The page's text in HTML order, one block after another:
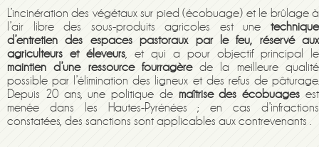
L’incinération des végétaux sur pied (écobuage) et le brûlage à
l’air libre des sous-produits agricoles est une technique
d’entretien des espaces pastoraux par le feu, réservé aux
agriculteurs et éleveurs, et qui a pour objectif principal le
maintien d’une ressource fourragèrede la meilleure qualité
possible par l’élimination des ligneux et des refus de pâturage.
Depuis 20 ans, une politique de maîtrise des écobuages est
menée dans les Hautes-Pyrénées ; en cas d’infractions
constatées, des sanctions sont applicables aux contrevenants .